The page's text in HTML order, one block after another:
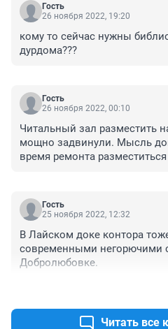
Гость
26 ноября 2022, 19:20
кому то сейчас нужны
дурдома???
Гость
26 ноября 2022, 00:10
Читальный зал разместить
мощно задвинули. Мысль
время ремонта
Гость
25 ноября 2022, 12:32
В Лайском доке контора
современными негорючими
Добролюбовке.
Читать все